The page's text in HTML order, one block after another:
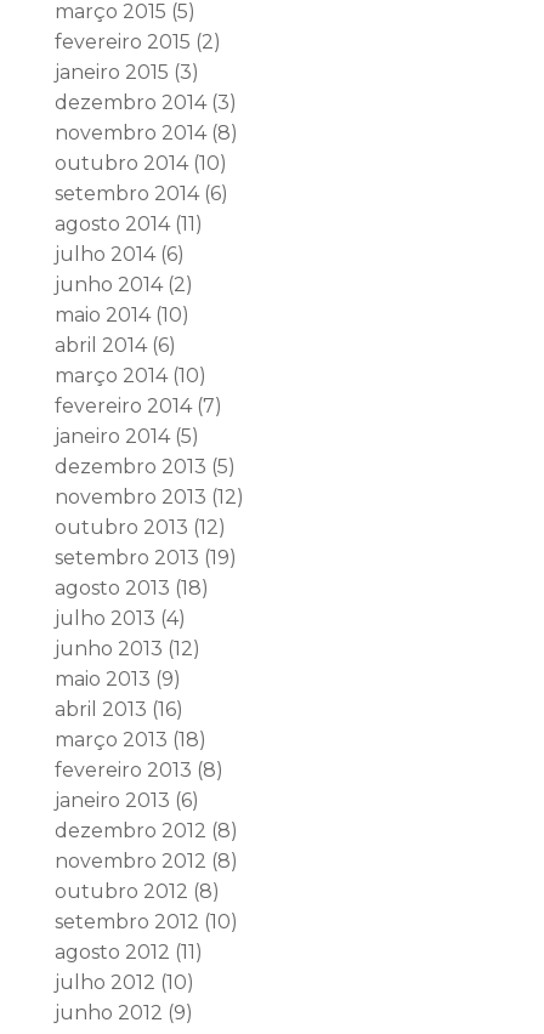
março 2015 (5)
fevereiro 2015 (2)
janeiro 2015 (3)
dezembro 2014(3)
novembro 2014(8)
outubro 2014(10)
setembro 2014(6)
agosto 2014(11)
julho 2014(6)
junho 2014(2)
maio 2014(10)
abril 2014(6)
março 2014(10)
fevereiro 2014(7)
janeiro 2014(5)
dezembro 2013 (5)
novembro 2013 (12)
outubro 2013 (12)
setembro 2013 (19)
agosto 2013 (18)
julho 2013 (4)
junho 2013 (12)
maio 2013 (9)
abril 2013 (16)
março 2013 (18)
fevereiro 2013 (8)
janeiro 2013 (6)
dezembro 2012 (8)
novembro 2012 (8)
outubro 2012 (8)
setembro 2012 (10)
agosto 2012 (11)
julho 2012 (10)
junho 2012 (9)